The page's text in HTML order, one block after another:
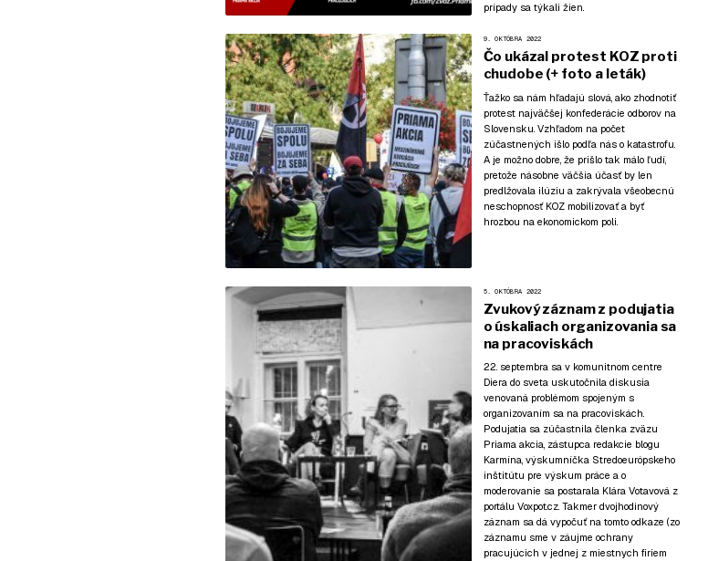
prípady sa týkali žien.
9. OKTÓBRA 2022
Čo ukázal protest KOZ proti
chudobe (+ foto a leták)
Ťažko sa nám hľadajú slová, ako zhodnotiť
protest najväčšej konfederácie odborov na
Slovensku. Vzhľadom na počet
zúčastnených išlo podľa nás o katastrofu.
A je možno dobre, že prišlo tak málo ľudí,
pretože násobne väčšia účasť by len
predlžovala ilúziu a zakrývala všeobecnú
neschopnosť KOZ mobilizovať a byť
hrozbou na ekonomickom poli.
5. OKTÓBRA 2022
Zvukový záznam z podujatia
o úskaliach organizovania sa
na pracoviskách
22. septembra sa v komunitnom centre
Diera do sveta uskutočnila diskusia
venovaná problémom spojeným s
organizovaním sa na pracoviskách.
Podujatia sa zúčastnila členka zväzu
Priama akcia, zástupca redakcie blogu
Karmína, výskumníčka Stredoeurópskeho
inštitútu pre výskum práce a o
moderovanie sa postarala Klára Votavová z
portálu Voxpot.cz. Takmer dvojhodinový
záznam sa dá vypočuť na tomto odkaze (zo
záznamu sme v záujme ochrany
pracujúcich v jednej z miestnych firiem